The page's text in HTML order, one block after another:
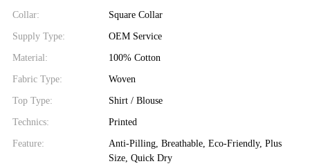
Collar: Square Collar
Supply Type: OEM Service
Material: 100% Cotton
Fabric Type: Woven
Top Type: Shirt / Blouse
Technics: Printed
Feature:
Anti-Pilling, Breathable, Eco-Friendly, Plus
Size, Quick Dry